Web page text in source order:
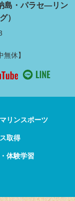
島・パラセ―リン
）
休】
リンスポーツ
取得
体験学習